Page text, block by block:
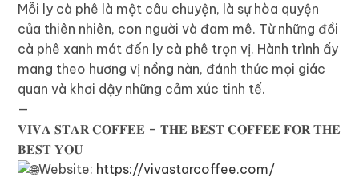
Mỗi ly cà phê là một câu chuyện, là sự hòa quyện
của thiên nhiên, con người và đam mê. Từ những đồi
cà phê xanh mát đến ly cà phê trọn vị. Hành trình ấy
mang theo hương vị nồng nàn, đánh thức mọi giác
quan và khơi dậy những cảm xúc tinh tế.
—
𝐕𝐈𝐕𝐀 𝐒𝐓𝐀𝐑 𝐂𝐎𝐅𝐅𝐄𝐄 – 𝐓𝐇𝐄 𝐁𝐄𝐒𝐓 𝐂𝐎𝐅𝐅𝐄𝐄 𝐅𝐎𝐑 𝐓𝐇𝐄
𝐁𝐄𝐒𝐓 𝐘𝐎𝐔
Website: https://vivastarcoffee.com/